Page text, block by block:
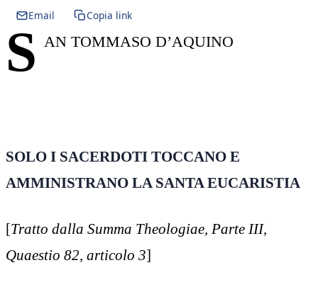
Email
Copia link
S AN TOMMASO D’AQUINO
SOLO I SACERDOTI TOCCANO E
AMMINISTRANO LA SANTA EUCARISTIA
[Tratto dalla Summa Theologiae, Parte III,
Quaestio 82, articolo 3]